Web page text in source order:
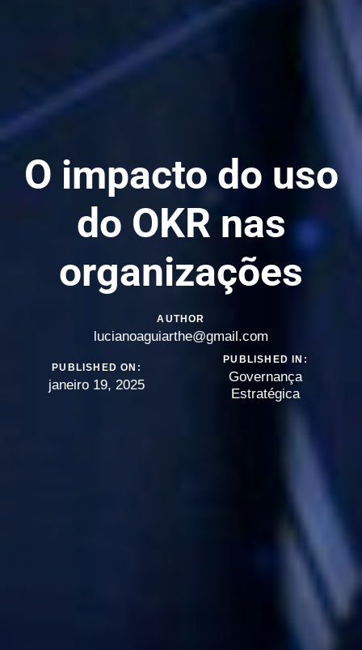
O impacto do uso
do OKR nas
organizações
AUTHOR
lucianoaguiarthe@gmail.com
PUBLISHED ON:
janeiro 19, 2025
PUBLISHED IN:
Governança
Estratégica